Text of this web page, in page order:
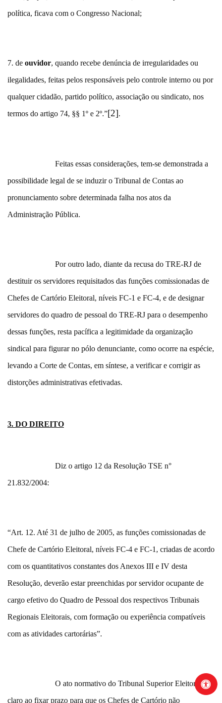
política, ficava com o Congresso Nacional;
7. de ouvidor, quando recebe denúncia de irregularidades ou
ilegalidades, feitas pelos responsáveis pelo controle interno ou por
qualquer cidadão, partido político, associação ou sindicato, nos
termos do artigo 74, §§ 1º e 2º.”[2].
Feitas essas considerações, tem-se demonstrada a
possibilidade legal de se induzir o Tribunal de Contas ao
pronunciamento sobre determinada falha nos atos da
Administração Pública.
Por outro lado, diante da recusa do TRE-RJ de
destituir os servidores requisitados das funções comissionadas de
Chefes de Cartório Eleitoral, níveis FC-1 e FC-4, e de designar
servidores do quadro de pessoal do TRE-RJ para o desempenho
dessas funções, resta pacífica a legitimidade da organização
sindical para figurar no pólo denunciante, como ocorre na espécie,
levando a Corte de Contas, em síntese, a verificar e corrigir as
distorções administrativas efetivadas.
3. DO DIREITO
Diz o artigo 12 da Resolução TSE n°
21.832/2004:
“Art. 12. Até 31 de julho de 2005, as funções comissionadas de
Chefe de Cartório Eleitoral, níveis FC-4 e FC-1, criadas de acordo
com os quantitativos constantes dos Anexos III e IV desta
Resolução, deverão estar preenchidas por servidor ocupante de
cargo efetivo do Quadro de Pessoal dos respectivos Tribunais
Regionais Eleitorais, com formação ou experiência compatíveis
com as atividades cartorárias”.
O ato normativo do Tribunal Superior Eleitoral foi
claro ao fixar prazo para que os Chefes de Cartório não